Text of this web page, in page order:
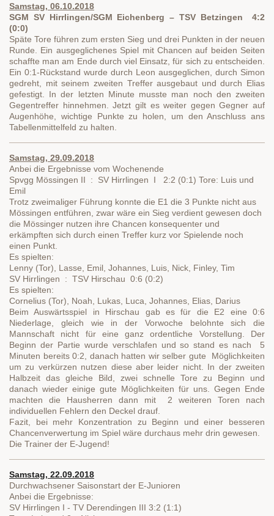
Samstag, 06.10.2018
SGM SV Hirrlingen/SGM Eichenberg – TSV Betzingen 4:2
(0:0)
Späte Tore führen zum ersten Sieg und drei Punkten in der neuen
Runde. Ein ausgeglichenes Spiel mit Chancen auf beiden Seiten
schaffte man am Ende durch viel Einsatz, für sich zu entscheiden.
Ein 0:1-Rückstand wurde durch Leon ausgeglichen, durch Simon
gedreht, mit seinem zweiten Treffer ausgebaut und durch Elias
gefestigt. In der letzten Minute musste man noch den zweiten
Gegentreffer hinnehmen. Jetzt gilt es weiter gegen Gegner auf
Augenhöhe, wichtige Punkte zu holen, um den Anschluss ans
Tabellenmittelfeld zu halten.
Samstag, 29.09.2018
Anbei die Ergebnisse vom Wochenende
Spvgg Mössingen II : SV Hirrlingen I 2:2 (0:1) Tore: Luis und
Emil
Trotz zweimaliger Führung konnte die E1 die 3 Punkte nicht aus
Mössingen entführen, zwar wäre ein Sieg verdient gewesen doch
die Mössinger nutzen ihre Chancen konsequenter und
erkämpften sich durch einen Treffer kurz vor Spielende noch
einen Punkt.
Es spielten:
Lenny (Tor), Lasse, Emil, Johannes, Luis, Nick, Finley, Tim
SV Hirrlingen : TSV Hirschau 0:6 (0:2)
Es spielten:
Cornelius (Tor), Noah, Lukas, Luca, Johannes, Elias, Darius
Beim Auswärtsspiel in Hirschau gab es für die E2 eine 0:6
Niederlage, gleich wie in der Vorwoche belohnte sich die
Mannschaft nicht für eine ganz ordentliche Vorstellung. Der
Beginn der Partie wurde verschlafen und so stand es nach 5
Minuten bereits 0:2, danach hatten wir selber gute Möglichkeiten
um zu verkürzen nutzen diese aber leider nicht. In der zweiten
Halbzeit das gleiche Bild, zwei schnelle Tore zu Beginn und
danach wieder einige gute Möglichkeiten für uns. Gegen Ende
machten die Hausherren dann mit 2 weiteren Toren nach
individuellen Fehlern den Deckel drauf.
Fazit, bei mehr Konzentration zu Beginn und einer besseren
Chancenverwertung im Spiel wäre durchaus mehr drin gewesen.
Die Trainer der E-Jugend!
Samstag, 22.09.2018
Durchwachsener Saisonstart der E-Junioren
Anbei die Ergebnisse:
SV Hirrlingen I - TV Derendingen III 3:2 (1:1)